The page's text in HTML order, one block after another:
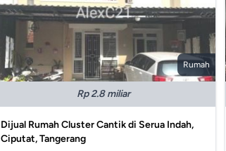
Rumah
Rp 2.8 miliar
Dijual Rumah Cluster Cantik di Serua Indah,
Ciputat, Tangerang